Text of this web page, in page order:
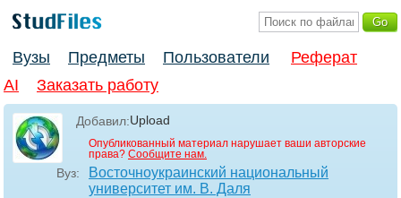
Вузы Предметы Пользователи
Реферат
AI
Заказать работу
Добавил:Upload
Опубликованный материал нарушает ваши авторские
права? Сообщите нам.
Вуз:
Восточноукраинский национальный
университет им. В. Даля